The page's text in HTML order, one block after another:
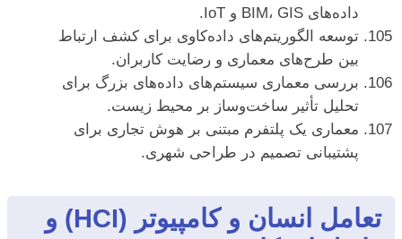
داده‌های BIM، GIS و IoT.
توسعه الگوریتم‌های داده‌کاوی برای کشف ارتباط
بین طرح‌های معماری و رضایت کاربران.
بررسی معماری سیستم‌های داده‌های بزرگ برای
تحلیل تأثیر ساخت‌وساز بر محیط زیست.
معماری یک پلتفرم مبتنی بر هوش تجاری برای
پشتیبانی تصمیم در طراحی شهری.
تعامل انسان و کامپیوتر (HCI) و